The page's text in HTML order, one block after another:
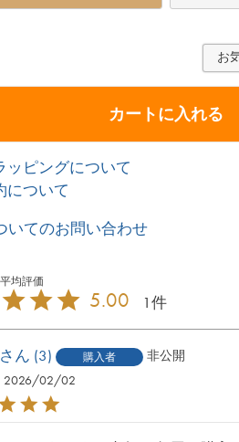
お
カートに入れる
ッピングについて
について
いてのお問い合わせ
5.00 1
3 購入者
非公開
2026/02/02